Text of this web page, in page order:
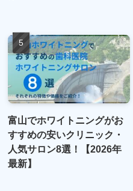
富山でホワイトニングがお
すすめの安いクリニック・
人気サロン8選！【2026年
最新】